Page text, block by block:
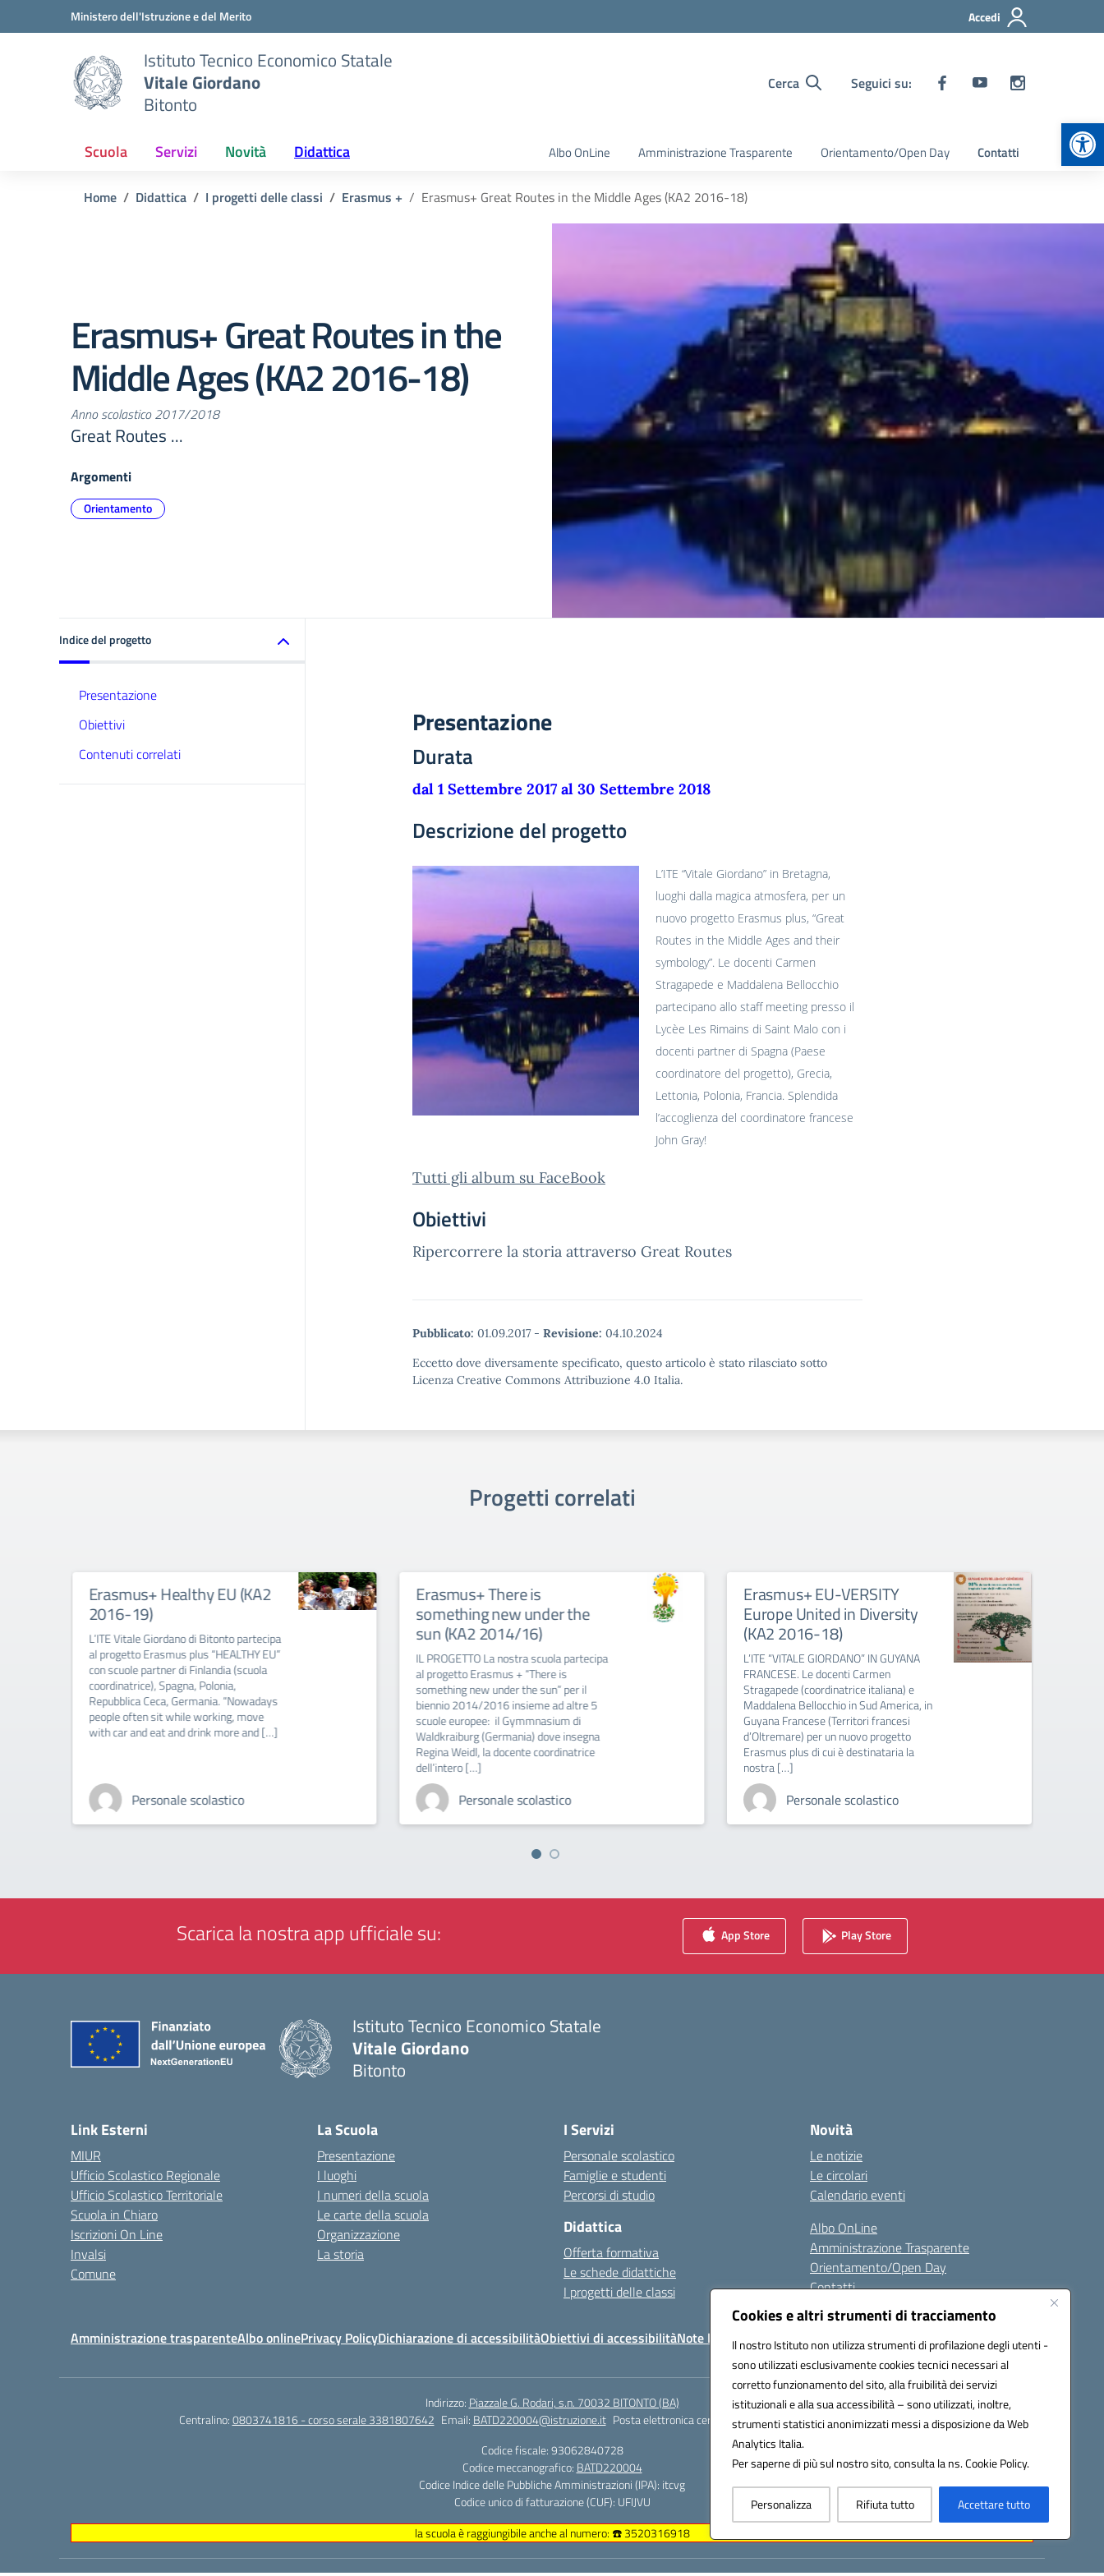
Cookies e altri strumenti di tracciamento
Il nostro Istituto non utilizza strumenti di profilazione degli utenti -
sono utilizzati esclusivamente cookies tecnici necessari al
corretto funzionamento del sito, alla fruibilità dei servizi
istituzionali e alla sua accessibilità – sono utilizzati, inoltre,
strumenti statistici anonimizzati messi a disposizione da Web
Analytics Italia.
Per saperne di più sul nostro sito, consulta la ns. Cookie Policy.
Personalizza Rifiuta tutto Accettare tutto
Vai ai contenuti
Vai al menu di navigazioneMinistero dell'Istruzione e del Merito Accedi
Istituto Tecnico Economico Statale
Vitale Giordano
Bitonto
Cerca Seguici su:
Scuola Servizi Novità Didattica Albo OnLine Amministrazione Trasparente Orientamento/Open Day Contatti
Home Didattica I progetti delle classi Erasmus + Erasmus+ Great Routes in the Middle Ages (KA2 2016-18)
Erasmus+ Great Routes in the
Middle Ages (KA2 2016-18)
Anno scolastico 2017/2018
Great Routes ...
Argomenti
Orientamento
Indice del progetto
Presentazione
Obiettivi
Contenuti correlati
Presentazione
Durata
dal 1 Settembre 2017 al 30 Settembre 2018
Descrizione del progetto
L’ITE “Vitale Giordano” in Bretagna,
luoghi dalla magica atmosfera, per un
nuovo progetto Erasmus plus, “Great
Routes in the Middle Ages and their
symbology”. Le docenti Carmen
Stragapede e Maddalena Bellocchio
partecipano allo staff meeting presso il
Lycèe Les Rimains di Saint Malo con i
docenti partner di Spagna (Paese
coordinatore del progetto), Grecia,
Lettonia, Polonia, Francia. Splendida
l’accoglienza del coordinatore francese
John Gray!
Tutti gli album su FaceBook
Obiettivi
Ripercorrere la storia attraverso Great Routes
Pubblicato: 01.09.2017 - Revisione: 04.10.2024
Eccetto dove diversamente specificato, questo articolo è stato rilasciato sotto
Licenza Creative Commons Attribuzione 4.0 Italia.
Progetti correlati
EU (KA2
di Bitonto partecipa
plus “HEALTHY EU”
di Finlandia (scuola
“Nowadays
working, move
drink more and […]
Erasmus+ There is
something new under the
sun (KA2 2014/16)
IL PROGETTO La nostra scuola partecipa
al progetto Erasmus + “There is
something new under the sun” per il
biennio 2014/2016 insieme ad altre 5
scuole europee: il Gymmnasium di
Waldkraiburg (Germania) dove insegna
Regina Weidl, la docente coordinatrice
Erasmus+ EU-VERSITY
Europe United in Diversity
L’ITE “VITALE GIORDANO” IN GUYANA
Stragapede (coordinatrice italiana) e
Maddalena Bellocchio in Sud America, in
Guyana Francese (Territori francesi
d’Oltremare) per un nuovo progetto
Erasmus plus di cui è destinataria la
FSE POR Puglia Linea 1 Stage
a Padova “Apprendere in
situazione”
FSE POR Puglia Linea 1 Stage a Padova
alunni delle classi quarte e quinte dell’a.s.
2014/15 impegnati in uno stage a
Padova dal 5 settembre al 3
ottobre: Progetto “APPRENDERE IN
SITUAZIONE” […]
Scarica la nostra app ufficiale su: App Store Play Store
Istituto Tecnico Economico Statale
Vitale Giordano
Bitonto
Link Esterni
MIUR
Ufficio Scolastico Regionale
Ufficio Scolastico Territoriale
Scuola in Chiaro
Iscrizioni On Line
Invalsi
Comune
La Scuola
Presentazione
I luoghi
I numeri della scuola
Le carte della scuola
Organizzazione
La storia
I Servizi
Personale scolastico
Famiglie e studenti
Percorsi di studio
Didattica
Offerta formativa
Le schede didattiche
I progetti delle classi
Novità
Le notizie
Le circolari
Calendario eventi
Albo OnLine
Amministrazione Trasparente
Orientamento/Open Day
Contatti
Amministrazione trasparenteAlbo onlinePrivacy PolicyDichiarazione di accessibilitàObiettivi di accessibilitàNote legali Seguici su:
Indirizzo: Piazzale G. Rodari, s.n. 70032 BITONTO (BA)
Centralino:0803741816 - corso serale 3381807642 Email: BATD220004@istruzione.it Posta elettronica certificata (PEC):batd220004@pec.istruzione.it
Codice fiscale: 93062840728
Codice meccanografico: BATD220004
Codice Indice delle Pubbliche Amministrazioni (IPA): itcvg
Codice unico di fatturazione (CUF): UFIJVU
la scuola è raggiungibile anche al numero: ☎️ 3520316918